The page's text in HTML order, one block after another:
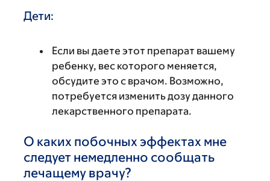
Дети:
Если вы даете этот препарат вашему
ребенку, вес которого меняется,
обсудите это с врачом. Возможно,
потребуется изменить дозу данного
лекарственного препарата.
О каких побочных эффектах мне
следует немедленно сообщать
лечащему врачу?